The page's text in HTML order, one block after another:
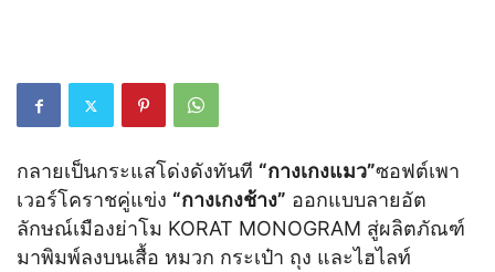
กลายเป็นกระแสโด่งดังทันที “กางเกงแมว”ซอฟต์เพา
เวอร์โคราชคู่แข่ง “กางเกงช้าง” ออกแบบลายอัต
ลักษณ์เมืองย่าโม KORAT MONOGRAM สู่ผลิตภัณฑ์
มาพิมพ์ลงบนเสื้อ หมวก กระเป๋า ถุง และไฮไลท์